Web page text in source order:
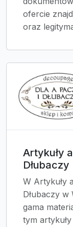
ofercie
oraz
Artykuły
Dłubaczy
W Artykuły
Dłubaczy w
gama
tym